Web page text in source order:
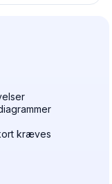
kræves